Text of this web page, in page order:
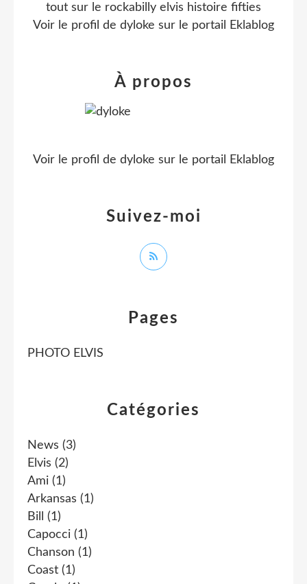
Catégories
News (3)
Elvis (2)
Ami (1)
Arkansas (1)
Bill
(1)
Capocci (1)
Chanson (1)
Coast (1)
Pages
PHOTO ELVIS
tout sur le rockabilly elvis histoire fifties
Voir le profil de dyloke sur le portail Eklablog
Suivez-moi
À propos
Voir le profil de dyloke sur le portail Eklablog